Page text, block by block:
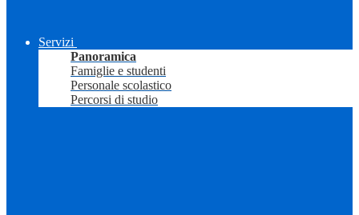
Servizi
Panoramica
Famiglie e studenti
Personale scolastico
Percorsi di studio